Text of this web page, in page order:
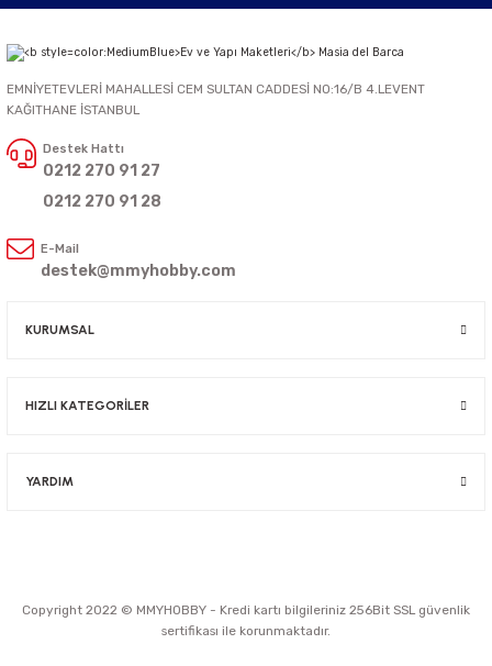
EMNİYETEVLERİ MAHALLESİ CEM SULTAN CADDESİ NO:16/B 4.LEVENT
KAĞITHANE İSTANBUL
Destek Hattı
0212 270 91 27
0212 270 91 28
E-Mail
destek@mmyhobby.com
KURUMSAL
HIZLI KATEGORİLER
YARDIM
Copyright 2022 © MMYHOBBY - Kredi kartı bilgileriniz 256Bit SSL güvenlik
sertifikası ile korunmaktadır.